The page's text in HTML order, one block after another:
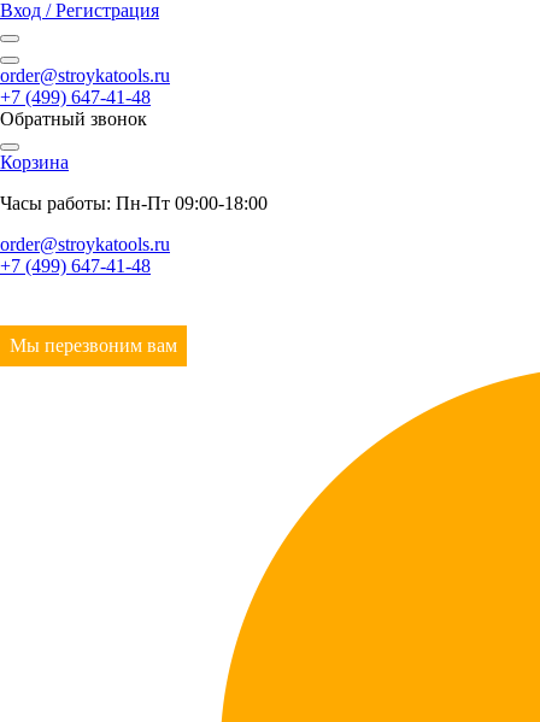
Вход / Регистрация
order@stroykatools.ru
+7 (499) 647-41-48
Обратный звонок
Корзина
Часы работы: Пн-Пт 09:00-18:00
order@stroykatools.ru
+7 (499) 647-41-48
Мы перезвоним вам